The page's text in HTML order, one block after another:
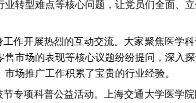
转型难点等核心问题，让党员们全面、
作开展热烈的互动交流。大家聚焦医学
售市场的表现等核心议题纷纷提问，深入
场推广工作积累了宝贵的行业经验。
专项科普公益活动。上海交通大学医学院